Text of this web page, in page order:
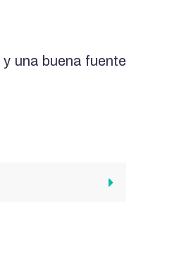
y una buena fuente